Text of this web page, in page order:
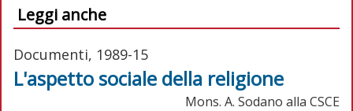
Leggi anche
Documenti, 1989-15
L'aspetto sociale della religione
Mons. A. Sodano alla CSCE